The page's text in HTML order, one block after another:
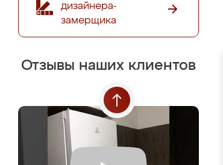
дизайнера-
замерщика
Отзывы наших клиентов